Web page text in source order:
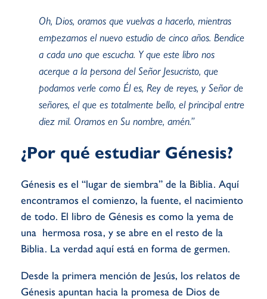
Oh, Dios, oramos que vuelvas a hacerlo, mientras
empezamos el nuevo estudio de cinco años. Bendice
a cada uno que escucha. Y que este libro nos
acerque a la persona del Señor Jesucristo, que
podamos verle como Él es, Rey de reyes, y Señor de
señores, el que es totalmente bello, el principal entre
diez mil. Oramos en Su nombre, amén.”
¿Por qué estudiar Génesis?
Génesis es el “lugar de siembra” de la Biblia. Aquí
encontramos el comienzo, la fuente, el nacimiento
de todo. El libro de Génesis es como la yema de
una hermosa rosa, y se abre en el resto de la
Biblia. La verdad aquí está en forma de germen.
Desde la primera mención de Jesús, los relatos de
Génesis apuntan hacia la promesa de Dios de